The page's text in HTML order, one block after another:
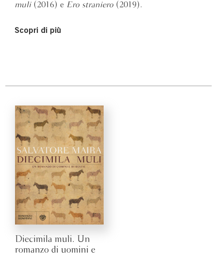
muli (2016) e Ero straniero (2019).
Scopri di più
Diecimila muli. Un
romanzo di uomini e